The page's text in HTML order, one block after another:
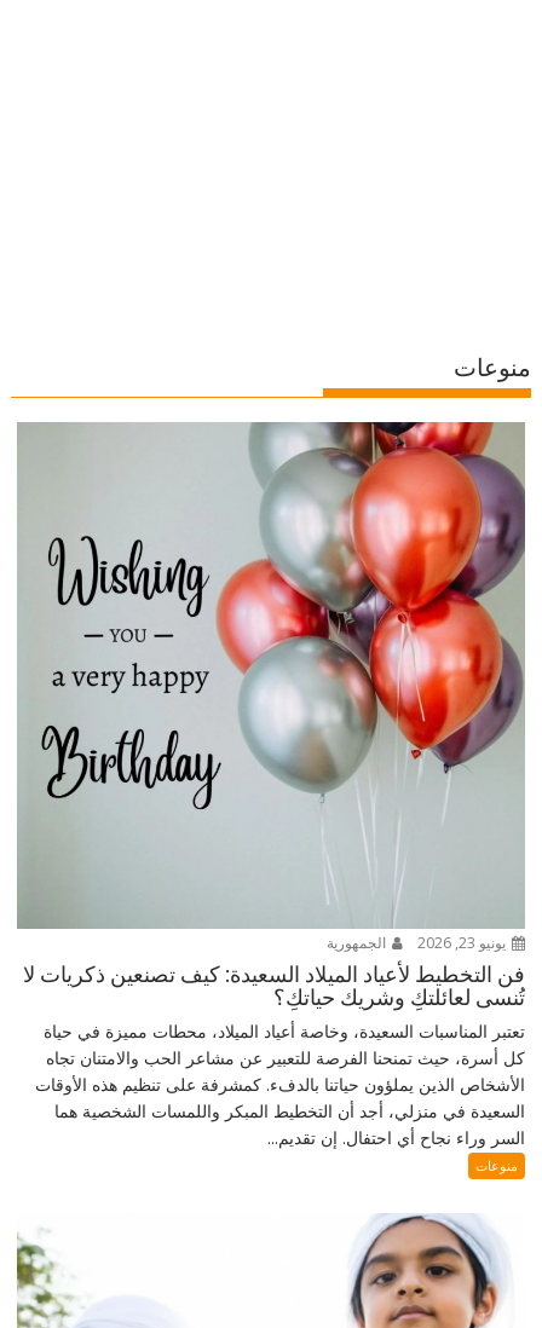
منوعات
يونيو 23, 2026 الجمهورية
فن التخطيط لأعياد الميلاد السعيدة: كيف تصنعين ذكريات لا
تُنسى لعائلتكِ وشريك حياتكِ؟
تعتبر المناسبات السعيدة، وخاصة أعياد الميلاد، محطات مميزة في حياة
كل أسرة، حيث تمنحنا الفرصة للتعبير عن مشاعر الحب والامتنان تجاه
الأشخاص الذين يملؤون حياتنا بالدفء. كمشرفة على تنظيم هذه الأوقات
السعيدة في منزلي، أجد أن التخطيط المبكر واللمسات الشخصية هما
السر وراء نجاح أي احتفال. إن تقديم...
منوعات